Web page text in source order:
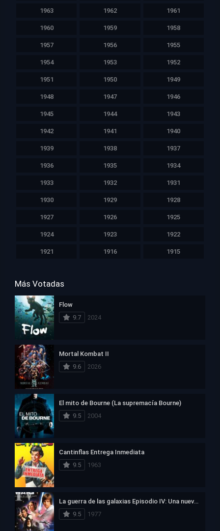
1963 1962 1961
1960 1959 1958
1957 1956 1955
1954 1953 1952
1951 1950 1949
1948 1947 1946
1945 1944 1943
1942 1941 1940
1939 1938 1937
1936 1935 1934
1933 1932 1931
1930 1929 1928
1927 1926 1925
1924 1923 1922
1921 1916 1915
Más Votadas
Flow
9.7
2024
Mortal Kombat II
9.6
2026
El mito de Bourne (La supremacía Bourne)
9.5
2004
Cantinflas Entrega Inmediata
9.5
1963
La guerra de las galaxias Episodio IV: Una nueva esperanza
9.5
1977